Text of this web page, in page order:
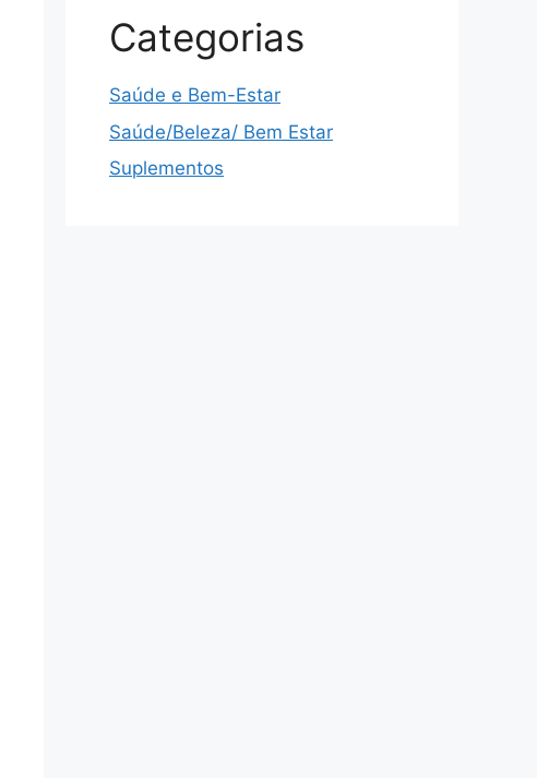
Categorias
Saúde e Bem-Estar
Saúde/Beleza/ Bem Estar
Suplementos